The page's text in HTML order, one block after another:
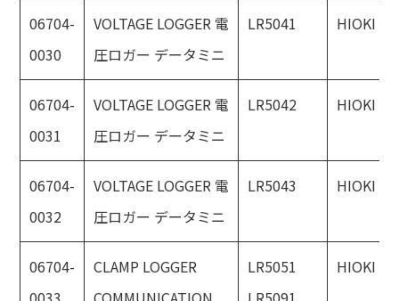
06704-
0030
VOLTAGE LOGGER 電
圧ロガー データミニ
LR5041 HIOKI
06704-
0031
VOLTAGE LOGGER 電
圧ロガー データミニ
LR5042 HIOKI
06704-
0032
VOLTAGE LOGGER 電
圧ロガー データミニ
LR5043 HIOKI
06704-
CLAMP LOGGER
LR5051
HIOKI